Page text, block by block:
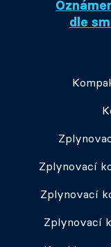
dle
Zplynovací
Zplynovací
Zplynovací